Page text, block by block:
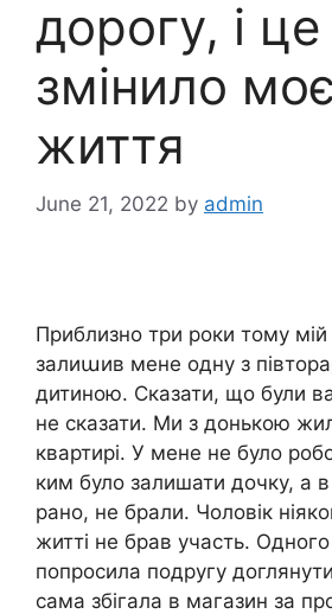
дорогу, і це
змінило моє
життя
June 21, 2022 by admin
Приблизно три роки тому мій
залиաив мене одну з
дитиною. Сказати, що були
не сказати. Ми з донькою
квартирі. У мене не було
ким було залишати дочку, а в
рано, не брали. Чоловік
житті не брав участь.
попросила подругу
сама збігала в магазин за